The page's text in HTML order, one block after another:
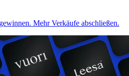
Mehr Verkäufe abschließen.